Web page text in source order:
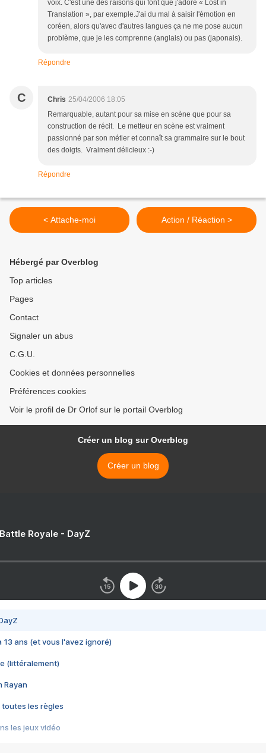
voix. C'est une des raisons qui font que j'adore « Lost in
Translation », par exemple.J'ai du mal à saisir l'émotion en
coréen, alors qu'avec d'autres langues ça ne me pose aucun
problème, que je les comprenne (anglais) ou pas (japonais).
Répondre
C Chris 25/04/2006 18:05
Remarquable, autant pour sa mise en scène que pour sa
construction de récit. Le metteur en scène est vraiment
passionné par son métier et connaît sa grammaire sur le bout
des doigts. Vraiment délicieux :-)
Répondre
< Attache-moi Action / Réaction >
Hébergé par Overblog
Top articles
Pages
Contact
Signaler un abus
C.G.U.
Cookies et données personnelles
Préférences cookies
Voir le profil de Dr Orlof sur le portail Overblog
Créer un blog sur Overblog
Créer un blog
Royale - DayZ
13 ans (et vous l'avez ignoré)
(littéralement)
Rayan
toutes les règles
les jeux vidéo